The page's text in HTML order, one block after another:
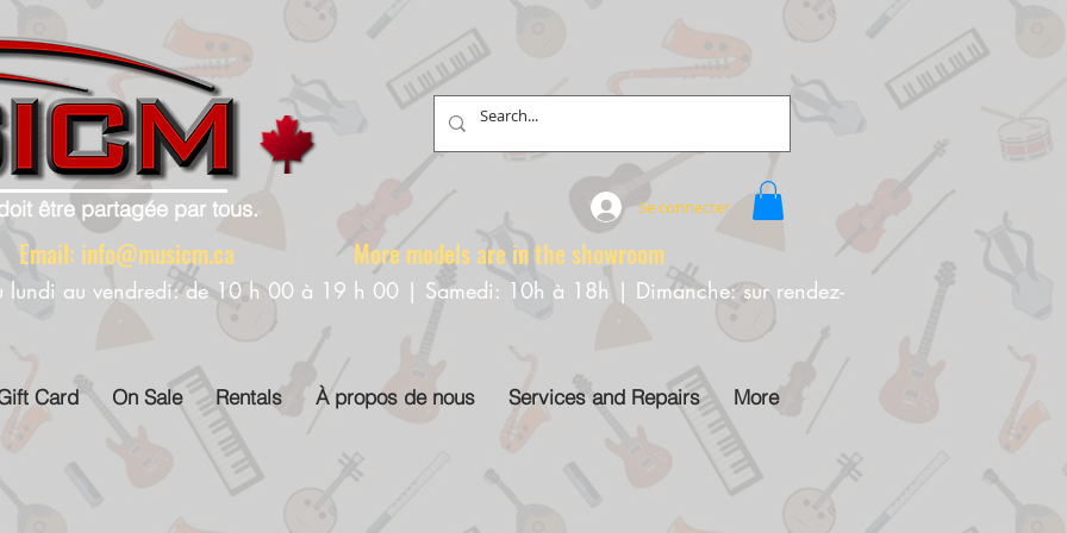
être partagée par tous. Se connecter
Email: info@musicm.ca More models are in the showroom
lundi au vendredi: de 10 h 00 à 19 h 00 | Samedi: 10h à 18h | Dimanche: sur rendez-
Card On Sale Rentals À propos de nous Services and Repairs More